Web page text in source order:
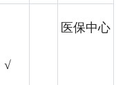
√
医保中心